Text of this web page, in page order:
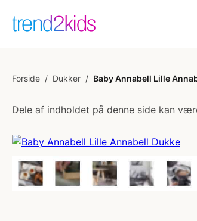
Forside / Dukker / Baby Annabell Lille
Dele af indholdet på denne side kan